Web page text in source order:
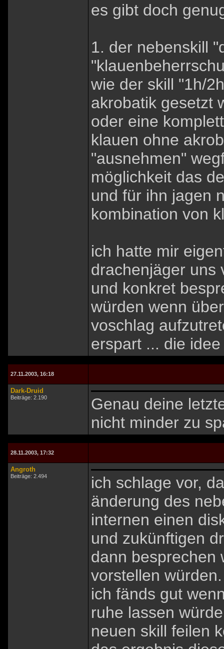
es gibt doch
1. der nebenskill
wie der skill "1h/
akrobatik gesetzt
oder eine
klauen ohne
"ausnehmen"
möglichkeit das
und für ihn jagen
kombination von
ich hatte mir
drachenjäger uns
und konkret
würden wenn
voschlag
erspart ... die
27.11.2003, 16:18
Dark-Druid
Beiträge: 2.190
Genau deine
nicht minder zu
28.11.2003, 17:32
Angroth
Beiträge: 2.494
ich schlage vor,
änderung des
internen einen
und zukünftigen
dann besprechen
vorstellen würden.
ich fänds gut
ruhe lassen
neuen skill feilen